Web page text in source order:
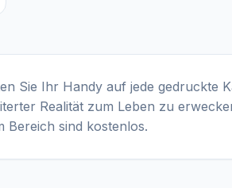
Sie Ihr Handy auf jede gedruckte
Realität zum Leben zu
Bereich sind kostenlos.